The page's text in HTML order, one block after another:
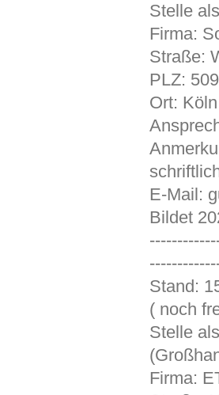
Stelle
Firma:
Straße:
PLZ:
Ort: Köln
E-Mail:
Bildet
( noch
Stelle
Firma: